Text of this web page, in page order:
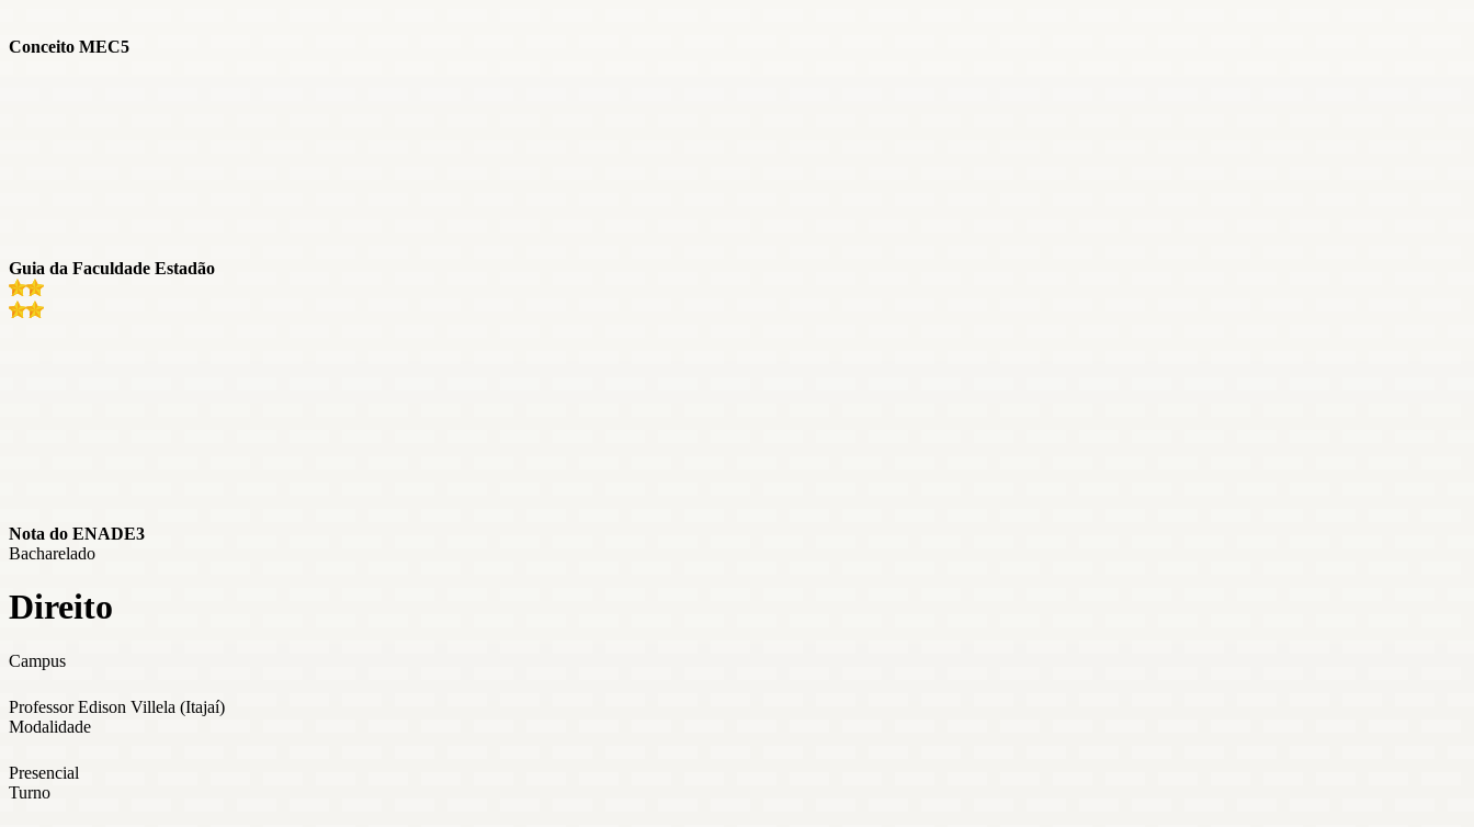
Conceito MEC5
Guia da Faculdade Estadão
Nota do ENADE3
Bacharelado
Direito
Campus
Professor Edison Villela (Itajaí)
Modalidade
Presencial
Turno